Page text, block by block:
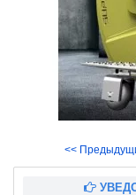
<<